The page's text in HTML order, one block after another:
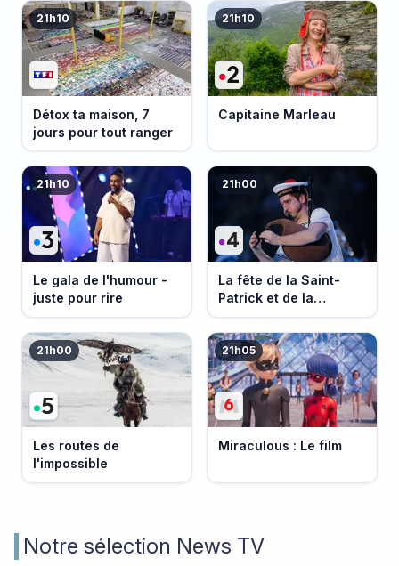
21h10
Détox ta maison, 7
jours pour tout ranger
21h10
Capitaine Marleau
21h10
Le gala de l'humour -
juste pour rire
21h00
La fête de la Saint-
Patrick et de la
Bretagne
21h00
Les routes de
l'impossible
21h05
Miraculous : Le film
Notre sélection News TV